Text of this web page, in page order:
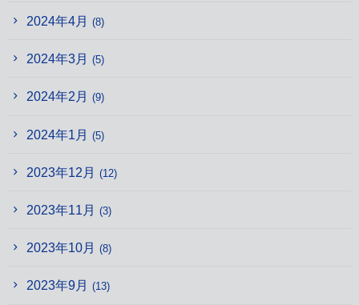
2024年4月 (8)
2024年3月 (5)
2024年2月 (9)
2024年1月 (5)
2023年12月 (12)
2023年11月 (3)
2023年10月 (8)
2023年9月 (13)